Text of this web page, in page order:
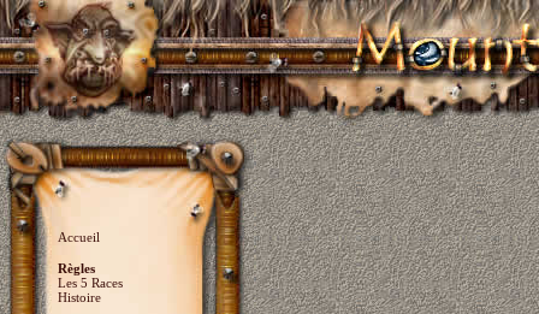
Accueil
Règles
Les 5 Races
Histoire